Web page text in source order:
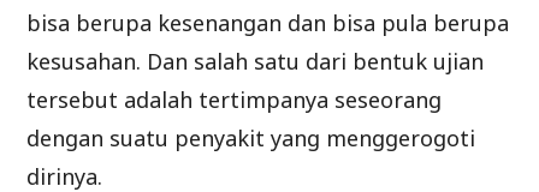
bisa berupa kesenangan dan bisa pula berupa
kesusahan. Dan salah satu dari bentuk ujian
tersebut adalah tertimpanya seseorang
dengan suatu penyakit yang menggerogoti
dirinya.